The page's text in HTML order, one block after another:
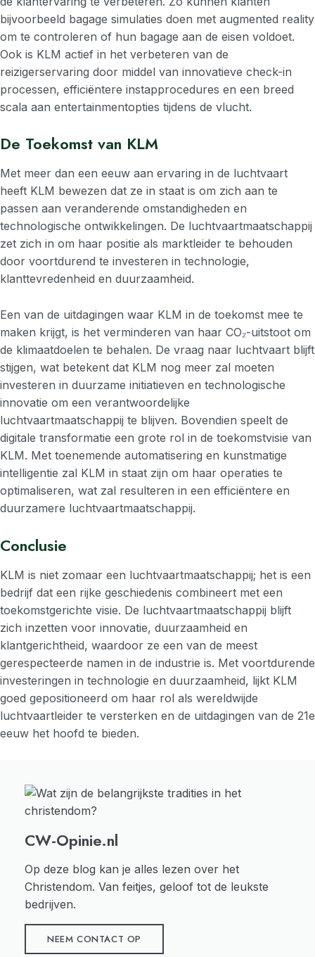
bijvoorbeeld bagage simulaties doen met augmented reality
om te controleren of hun bagage aan de eisen voldoet.
Ook is KLM actief in het verbeteren van de
reizigerservaring door middel van innovatieve check-in
processen, efficiëntere instapprocedures en een breed
scala aan entertainmentopties tijdens de vlucht.
De Toekomst van KLM
Met meer dan een eeuw aan ervaring in de luchtvaart
heeft KLM bewezen dat ze in staat is om zich aan te
passen aan veranderende omstandigheden en
technologische ontwikkelingen. De luchtvaartmaatschappij
zet zich in om haar positie als marktleider te behouden
door voortdurend te investeren in technologie,
klanttevredenheid en duurzaamheid.
Een van de uitdagingen waar KLM in de toekomst mee te
maken krijgt, is het verminderen van haar CO₂-uitstoot om
de klimaatdoelen te behalen. De vraag naar luchtvaart blijft
stijgen, wat betekent dat KLM nog meer zal moeten
investeren in duurzame initiatieven en technologische
innovatie om een verantwoordelijke
luchtvaartmaatschappij te blijven. Bovendien speelt de
digitale transformatie een grote rol in de toekomstvisie van
KLM. Met toenemende automatisering en kunstmatige
intelligentie zal KLM in staat zijn om haar operaties te
optimaliseren, wat zal resulteren in een efficiëntere en
duurzamere luchtvaartmaatschappij.
Conclusie
KLM is niet zomaar een luchtvaartmaatschappij; het is een
bedrijf dat een rijke geschiedenis combineert met een
toekomstgerichte visie. De luchtvaartmaatschappij blijft
zich inzetten voor innovatie, duurzaamheid en
klantgerichtheid, waardoor ze een van de meest
gerespecteerde namen in de industrie is. Met voortdurende
investeringen in technologie en duurzaamheid, lijkt KLM
goed gepositioneerd om haar rol als wereldwijde
luchtvaartleider te versterken en de uitdagingen van de 21e
eeuw het hoofd te bieden.
CW-Opinie.nl
Op deze blog kan je alles lezen over het
Christendom. Van feitjes, geloof tot de leukste
bedrijven.
NEEM CONTACT OP